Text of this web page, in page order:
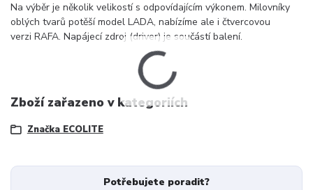
Na výběr je několik velikostí s odpovídajícím výkonem. Milovníky
oblých tvarů potěší model LADA, nabízíme ale i čtvercovou
verzi RAFA. Napájecí zdroj (driver) je součástí balení.
Zboží zařazeno v kategoriích
Značka ECOLITE
Potřebujete poradit?